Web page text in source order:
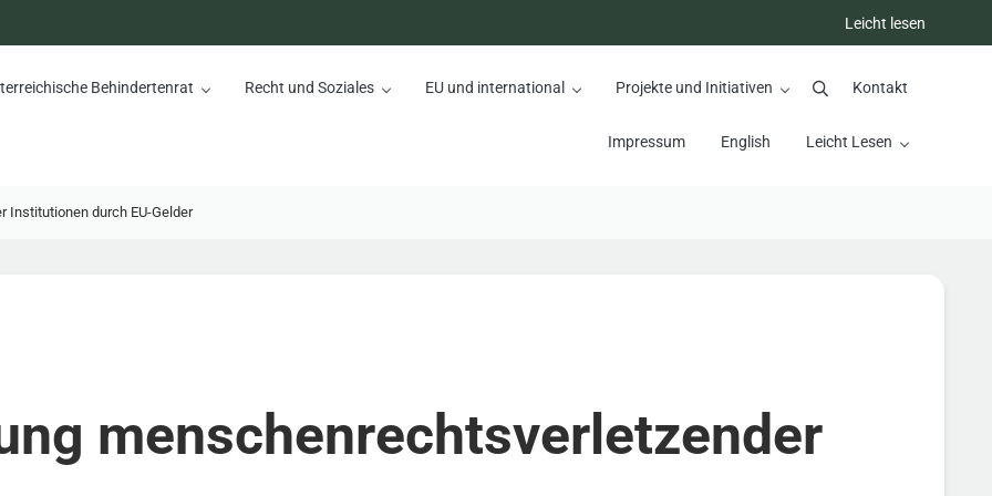
Leicht lesen
Behindertenrat Recht und Soziales EU und international Projekte und Initiativen SuchenKontakt
Impressum English Leicht Lesen
Institutionen durch EU-Gelder
menschenrechtsverletzender